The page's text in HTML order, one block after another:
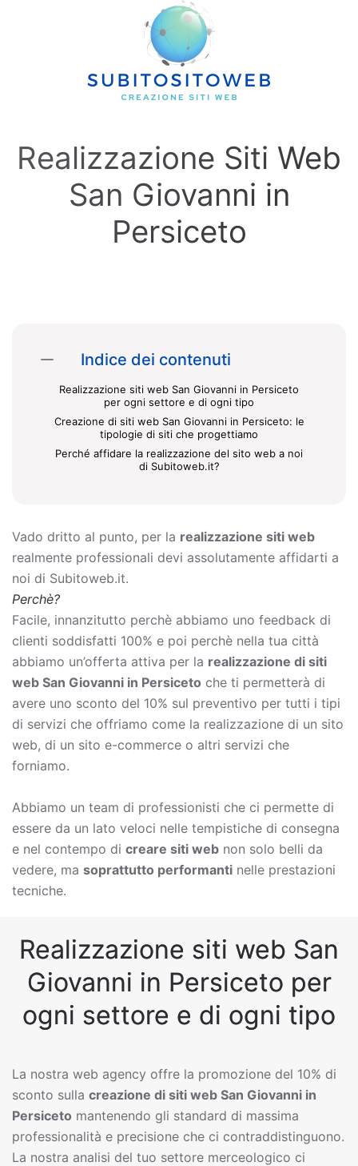
Skip to main content
Realizzazione Siti Web
San Giovanni in
Persiceto
Indice dei contenuti
Realizzazione siti web San Giovanni in Persiceto
per ogni settore e di ogni tipo
Creazione di siti web San Giovanni in Persiceto: le
tipologie di siti che progettiamo
Perché affidare la realizzazione del sito web a noi
di Subitoweb.it?
Vado dritto al punto, per la realizzazione siti web
realmente professionali devi assolutamente affidarti a
noi di Subitoweb.it.
Perchè?
Facile, innanzitutto perchè abbiamo uno feedback di
clienti soddisfatti 100% e poi perchè nella tua città
abbiamo un’offerta attiva per la realizzazione di siti
web San Giovanni in Persiceto che ti permetterà di
avere uno sconto del 10% sul preventivo per tutti i tipi
di servizi che offriamo come la realizzazione di un sito
web, di un sito e-commerce o altri servizi che
forniamo.
Abbiamo un team di professionisti che ci permette di
essere da un lato veloci nelle tempistiche di consegna
e nel contempo di creare siti web non solo belli da
vedere, ma soprattutto performanti nelle prestazioni
tecniche.
Realizzazione siti web San
Giovanni in Persiceto per
ogni settore e di ogni tipo
La nostra web agency offre la promozione del 10% di
sconto sulla creazione di siti web San Giovanni in
Persiceto mantenendo gli standard di massima
professionalità e precisione che ci contraddistinguono.
La nostra analisi del tuo settore merceologico ci